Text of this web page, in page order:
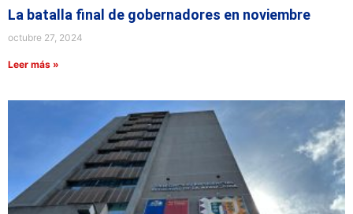
La batalla final de gobernadores en noviembre
octubre 27, 2024
Leer más »